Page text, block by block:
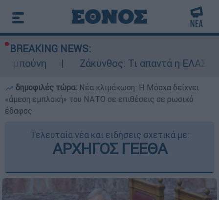
BREAKING NEWS:
Ζάκυνθος: Τι απαντά η ΕΛΑΣ για τους
δημοφιλές τώρα: Νέα κλιμάκωση: Η Μόσχα δείχνει
«άμεση εμπλοκή» του ΝΑΤΟ σε επιθέσεις σε ρωσικό
έδαφος
Τελευταία νέα και ειδήσεις σχετικά με:
ΑΡΧΗΓΟΣ ΓΕΕΘΑ